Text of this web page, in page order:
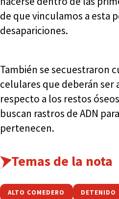
de que vinculamos a esta
desapariciones.
También se secuestraron
celulares que deberán ser
respecto a los restos
buscan rastros de ADN
pertenecen.
Temas de la nota
ALTO COMEDERO DETENIDO